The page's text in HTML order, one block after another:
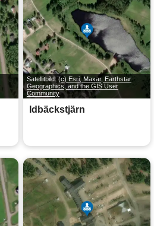
Satellitbild:(c) Esri, Maxar, Earthstar
Geographics, and the GIS User
Community
Idbäckstjärn